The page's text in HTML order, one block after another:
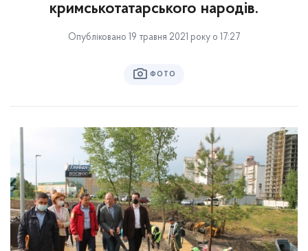
кримськотатарського народів.
Опубліковано 19 травня 2021 року о 17:27
ФОТО